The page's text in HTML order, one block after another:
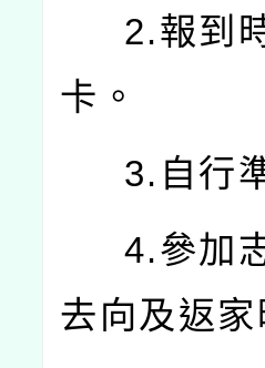
2.報到時
卡。
3.自行準
4.參加志
去向及返家